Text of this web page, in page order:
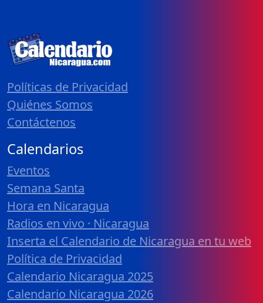
Políticas de Privacidad
Quiénes Somos
Contáctenos
Calendarios
Eventos
Semana Santa
Hora en Nicaragua
Radios en vivo · Nicaragua
Inserta el Calendario de Nicaragua en tu web
Política de Privacidad
Calendario Nicaragua 2025
Calendario Nicaragua 2026